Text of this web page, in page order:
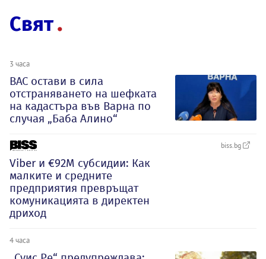
Свят
3 часа
ВАС остави в сила
отстраняването на шефката
на кадастъра във Варна по
случая „Баба Алино“
biss.bg
Viber и €92М субсидии: Как
малките и средните
предприятия превръщат
комуникацията в директен
дриход
4 часа